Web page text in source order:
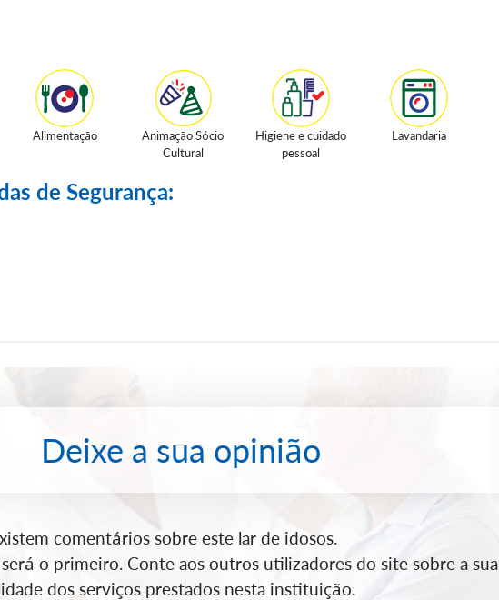
Alimentação
Animação Sócio
Cultural
Higiene e cuidado
pessoal
Lavandaria
de Segurança:
Deixe a sua opinião
comentários sobre este lar de idosos.
o primeiro. Conte aos outros utilizadores do site sobre a sua
dos serviços prestados nesta instituição.